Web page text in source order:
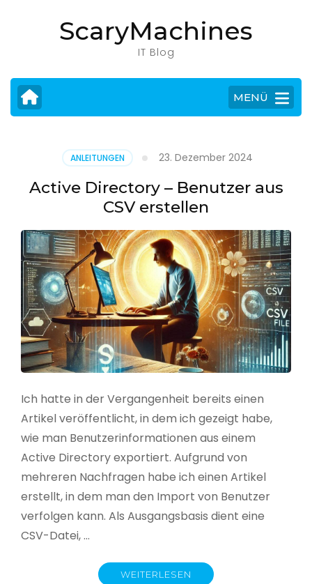
drücken)
ScaryMachines
IT Blog
MENÜ
ANLEITUNGEN 23. Dezember 2024
Active Directory – Benutzer aus
CSV erstellen
Ich hatte in der Vergangenheit bereits einen
Artikel veröffentlicht, in dem ich gezeigt habe,
wie man Benutzerinformationen aus einem
Active Directory exportiert. Aufgrund von
mehreren Nachfragen habe ich einen Artikel
erstellt, in dem man den Import von Benutzer
verfolgen kann. Als Ausgangsbasis dient eine
CSV-Datei, …
WEITERLESEN